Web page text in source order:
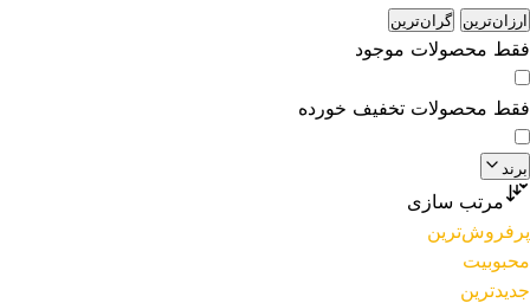
ارزان‌ترین گران‌ترین
فقط محصولات موجود
فقط محصولات تخفیف خورده
برند
مرتب سازی
پرفروش‌ترین
محبوبیت
جدیدترین